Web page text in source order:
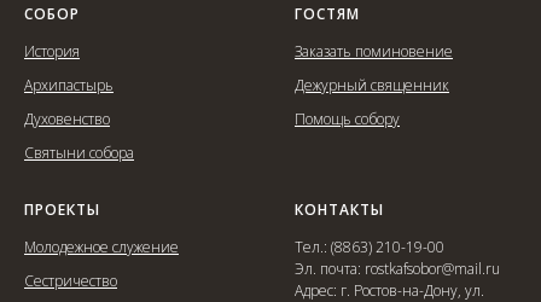
СОБОР
История
Архипастырь
Духовенство
Святыни собора
ГОСТЯМ
Заказать поминовение
Дежурный священник
Помощь собору
ПРОЕКТЫ
Молодежное служение
Сестричество
КОНТАКТЫ
Тел.: (8863) 210-19-00
Эл. почта: rostkafsobor@mail.ru
Адрес: г. Ростов-на-Дону, ул.